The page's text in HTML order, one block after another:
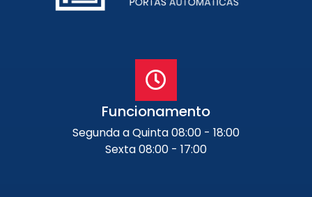
Funcionamento
Segunda a Quinta 08:00 - 18:00
Sexta 08:00 - 17:00